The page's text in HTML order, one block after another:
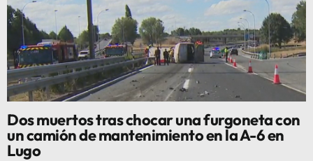
Dos muertos tras chocar una furgoneta con
un camión de mantenimiento en la A-6 en
Lugo